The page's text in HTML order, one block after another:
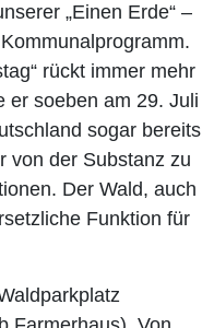
„Einen Erde“ –
rückt immer mehr
er soeben am 29. Juli
sogar bereits
von der Substanz zu
Der Wald, auch
Funktion für